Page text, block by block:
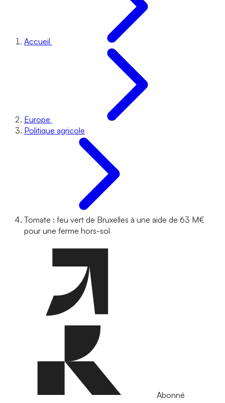
Accueil
Europe
Politique agricole
Tomate : feu vert de Bruxelles à une aide de 63 M€
pour une ferme hors-sol
Abonné